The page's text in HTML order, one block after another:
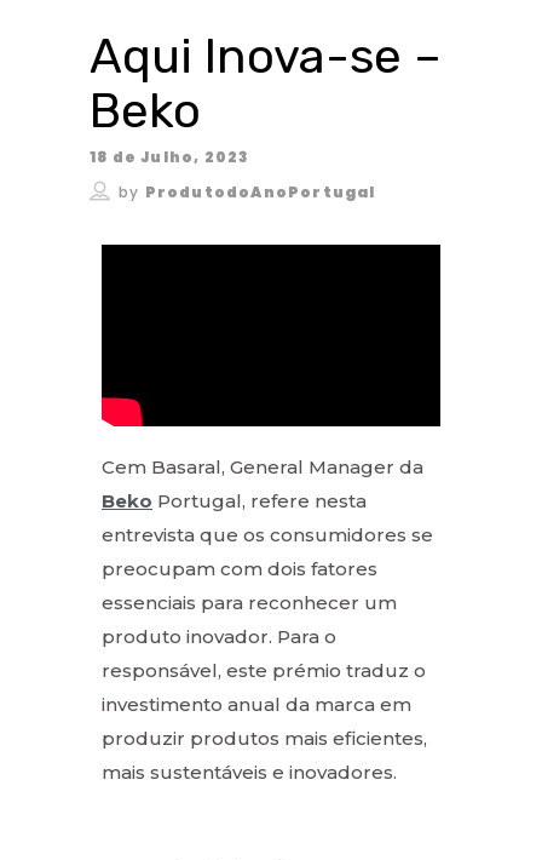
Aqui Inova-se –
Beko
18 de Julho, 2023
by ProdutodoAnoPortugal
Cem Basaral, General Manager da
Beko Portugal, refere nesta
entrevista que os consumidores se
preocupam com dois fatores
essenciais para reconhecer um
produto inovador. Para o
responsável, este prémio traduz o
investimento anual da marca em
produzir produtos mais eficientes,
mais sustentáveis e inovadores.